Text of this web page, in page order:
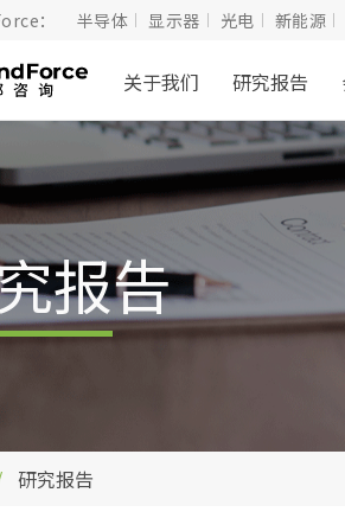
： 半导体 显示器 光电 新能源
关于我们 研究报告
报告
研究报告